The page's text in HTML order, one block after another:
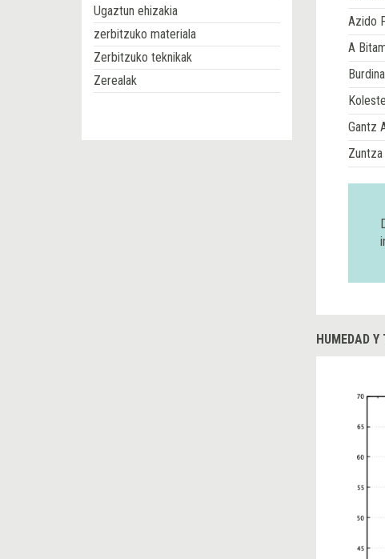
Ugaztun ehizakia
zerbitzuko materiala
Zerbitzuko teknikak
Zerealak
Azido
A
Burdina
Gantz
Zuntza
HUMEDAD Y